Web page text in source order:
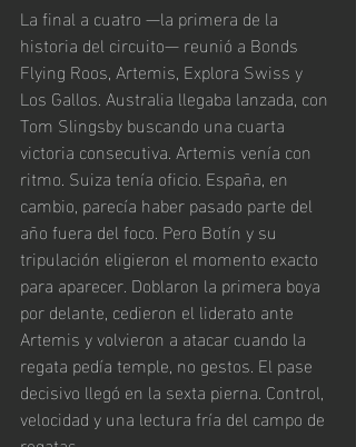
La final a cuatro —la primera de la
historia del circuito— reunió a Bonds
Flying Roos, Artemis, Explora Swiss y
Los Gallos. Australia llegaba lanzada, con
Tom Slingsby buscando una cuarta
victoria consecutiva. Artemis venía con
ritmo. Suiza tenía oficio. España, en
cambio, parecía haber pasado parte del
año fuera del foco. Pero Botín y su
tripulación eligieron el momento exacto
para aparecer. Doblaron la primera boya
por delante, cedieron el liderato ante
Artemis y volvieron a atacar cuando la
regata pedía temple, no gestos. El pase
decisivo llegó en la sexta pierna. Control,
velocidad y una lectura fría del campo de